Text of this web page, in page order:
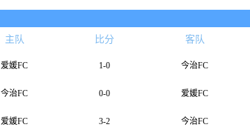
主队 比分 客队
爱媛FC 1-0 今治FC
今治FC 0-0 爱媛FC
爱媛FC 3-2 今治FC